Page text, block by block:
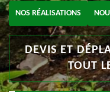
NOS RÉALISATIONS
DEVIS ET
TOUT